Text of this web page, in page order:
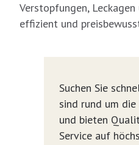
Verstopfungen, Leckagen
effizient und
Suchen Sie
sind rund um
und bieten
Service auf